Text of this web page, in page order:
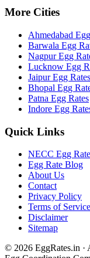
More Cities
Ahmedabad
Barwala Egg
NagpurEgg
Lucknow Egg
JaipurEgg Rates
Bhopal Egg
Patna Egg Rates
Indore Egg
Quick Links
NECC Egg
Egg Rate Blog
About Us
Contact
Privacy Policy
Terms of Service
Disclaimer
Sitemap
© 2026 EggRates.in